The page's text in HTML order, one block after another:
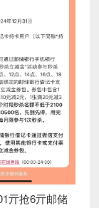
亓抢6亓邮储